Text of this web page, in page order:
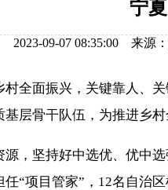
宁
2023-09-07 08:35:00 来
面振兴，关键靠人、关
层骨干队伍，为推进乡村
坚持好中选优、优中选
“项目管家”，12名自治